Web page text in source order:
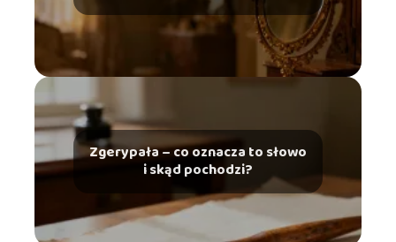
Zgerypała – co oznacza to słowo
i skąd pochodzi?